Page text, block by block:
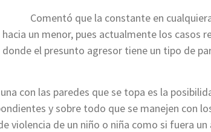
Comentó que la constante en
un menor, pues actualmente los casos
el presunto agresor tiene un tipo de
con las paredes que se topa es la
y sobre todo que se manejen con
violencia de un niño o niña como si fuera